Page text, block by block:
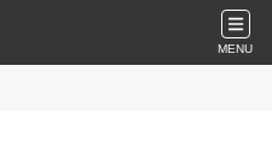
MENU